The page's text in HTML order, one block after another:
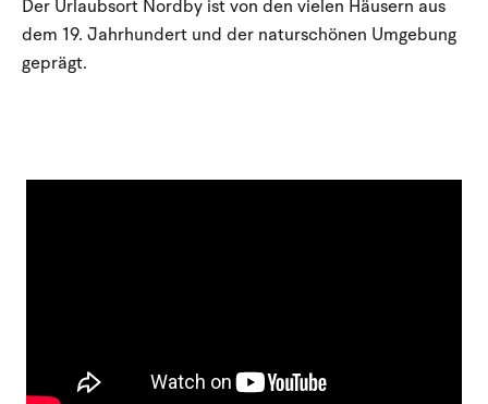
Der Urlaubsort Nordby ist von den vielen Häusern aus
dem 19. Jahrhundert und der naturschönen Umgebung
geprägt.